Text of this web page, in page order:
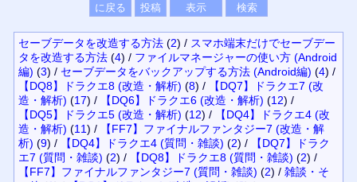
に戻る
投稿
表示
検索
セーブデータを改造する方法 (2) / スマホ端末だけでセーブデー
タを改造する方法 (4) / ファイルマネージャーの使い方 (Android
編) (3) / セーブデータをバックアップする方法 (Android編) (4) /
【DQ8】ドラクエ8 (改造・解析) (8) /
【DQ7】ドラクエ7 (改
造・解析) (17) / 【DQ6】ドラクエ6 (改造・解析) (12) /
【DQ5】ドラクエ5 (改造・解析) (12) /
【DQ4】ドラクエ4 (改
造・解析) (11) /
【FF7】ファイナルファンタジー7 (改造・解
析) (9) / 【DQ4】ドラクエ4 (質問・雑談) (2) /
【DQ7】ドラク
エ7 (質問・雑談) (2) / 【DQ8】ドラクエ8 (質問・雑談) (2) /
【FF7】ファイナルファンタジー7 (質問・雑談) (2) / 雑談・そ